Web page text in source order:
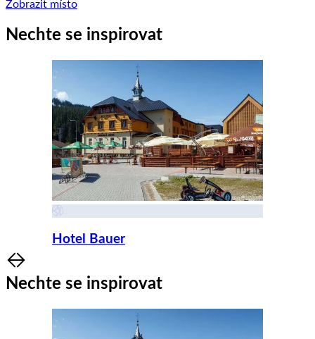
Zobrazit místo
Nechte se inspirovat
Hotel Bauer
Item
1
of
Nechte se inspirovat